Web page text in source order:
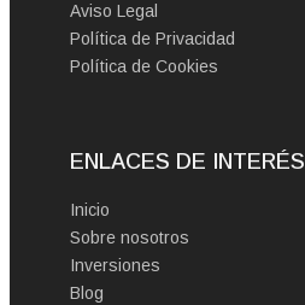
Aviso Legal
Política de Privacidad
Política de Cookies
ENLACES DE INTERÉS
Inicio
Sobre nosotros
Inversiones
Blog